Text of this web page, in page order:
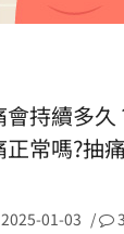
持續多
常嗎?抽
2025-01-03 /